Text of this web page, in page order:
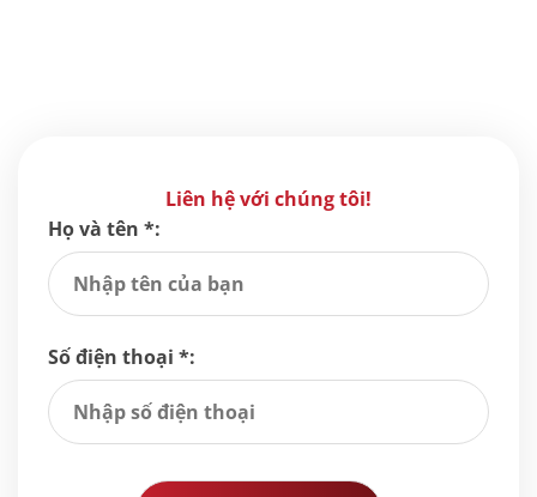
Liên hệ với chúng tôi!
Họ và tên *:
Số điện thoại *: